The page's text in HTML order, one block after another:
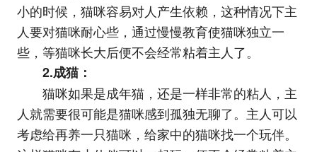
小的时候，猫咪容易对人产生依赖，这种情况下主
人要对猫咪耐心些，通过慢慢教育使猫咪独立一
些，等猫咪长大后便不会经常粘着主人了。
2.成猫：
猫咪如果是成年猫，还是一样非常的粘人，主
人就需要很可能是猫咪感到孤独无聊了。主人可以
考虑给再养一只猫咪，给家中的猫咪找一个玩伴。